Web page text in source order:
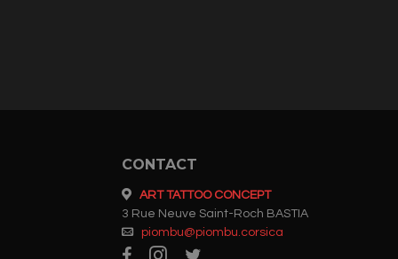
CONTACT
ART TATTOO CONCEPT
3 Rue Neuve Saint-Roch BASTIA
piombu@piombu.corsica